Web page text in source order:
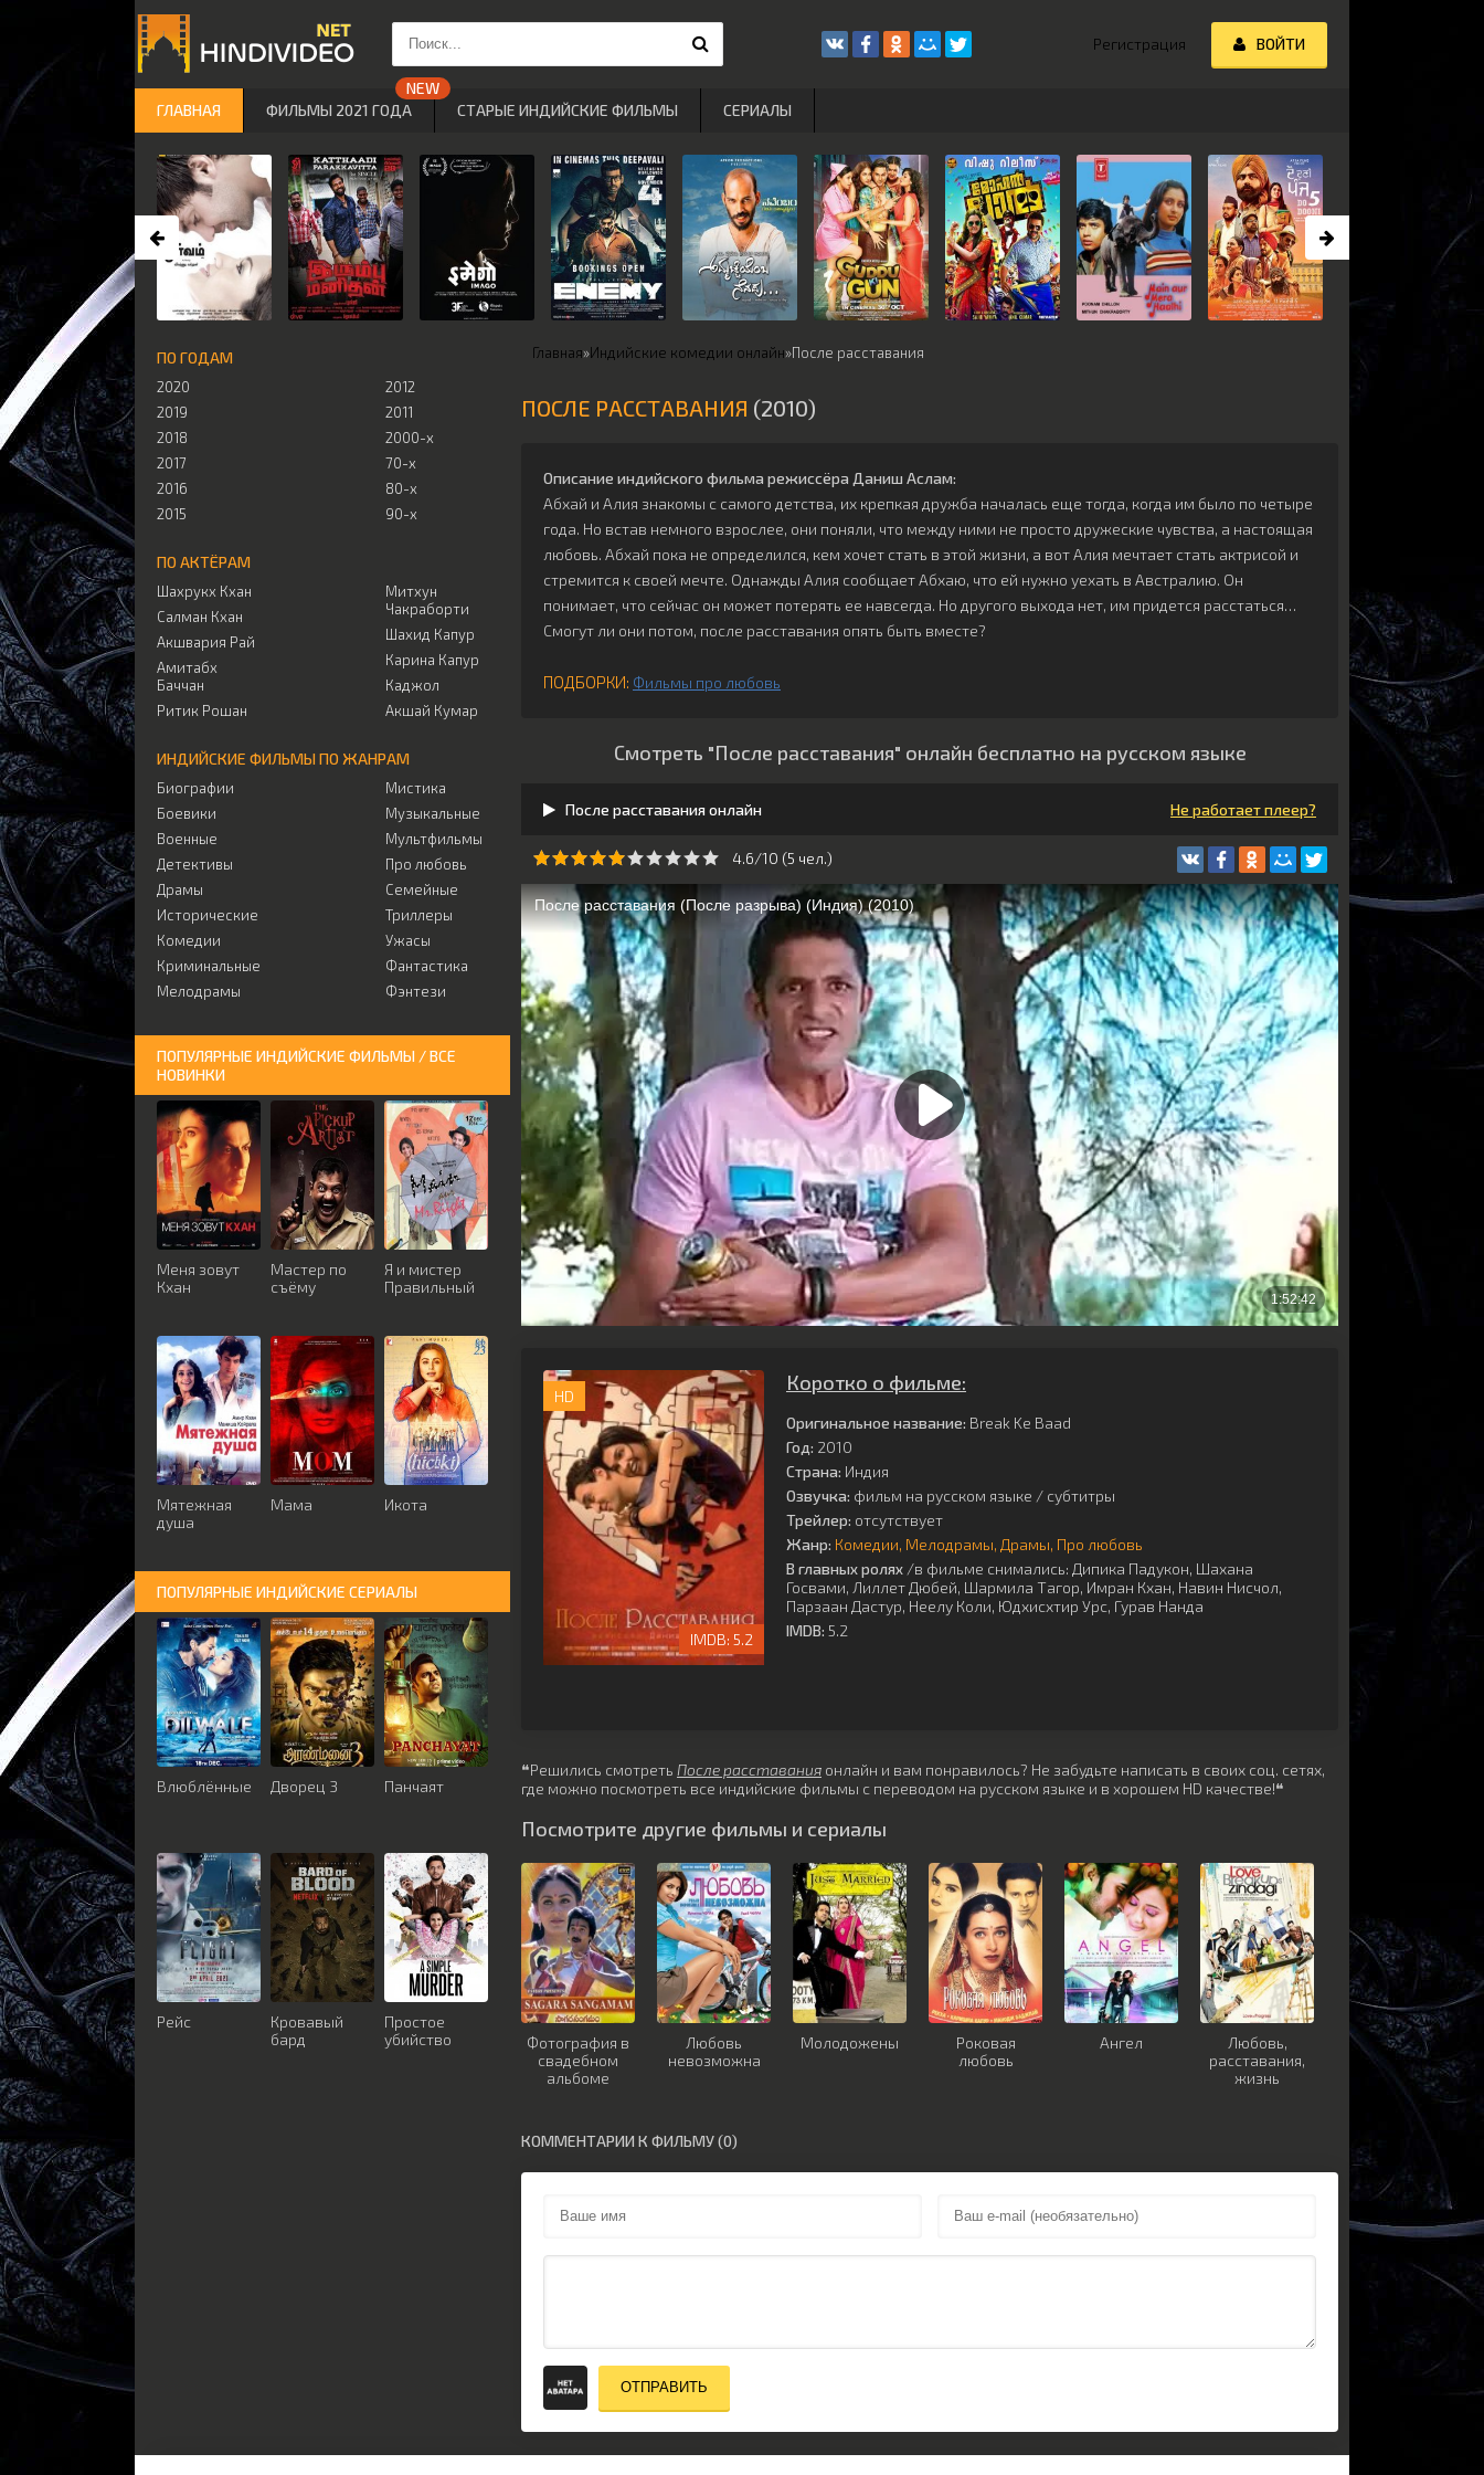
Главная»Индийские комедии онлайн»После расставания
ПОСЛЕ РАССТАВАНИЯ (2010)
Описание индийского фильма режиссёра Даниш Аслам:
Абхай и Алия знакомы с самого детства, их крепкая дружба началась еще тогда, когда им было по четыре
года. Но встав немного взрослее, они поняли, что между ними не просто дружеские чувства, а настоящая
любовь. Абхай пока не определился, кем хочет стать в этой жизни, а вот Алия мечтает стать актрисой и
стремится к своей мечте. Однажды Алия сообщает Абхаю, что ей нужно уехать в Австралию. Он
понимает, что сейчас он может потерять ее навсегда. Но другого выхода нет, им придется расстаться…
Смогут ли они потом, после расставания опять быть вместе?
ПОДБОРКИ: Фильмы про любовь
Смотреть "После расставания" онлайн бесплатно на русском языке
После расставания онлайн Не работает плеер?
4.6/10 (5 чeл.)
HD
5.2
Коротко о фильме:
Оригинальное название: Break Ke Baad
Год: 2010
Страна: Индия
Озвучка: фильм на русском языке / субтитры
Трейлер: отсутствует
Жанр: Комедии Мелодрамы Драмы Про любовь
В главных ролях /в фильме снимались: Дипика Падукон, Шахана
Госвами, Лиллет Дюбей, Шармила Тагор, Имран Кхан, Навин Нисчол,
Парзаан Дастур, Неелу Коли, Юдхисхтир Урс, Гурав Нанда
IMDB: 5.2
❝Решились смотреть После расставания онлайн и вам понравилось? Не забудьте написать в своих соц. сетях,
где можно посмотреть все индийские фильмы с переводом на русском языке и в хорошем HD качестве!❝
Посмотрите другие фильмы и сериалы
Фотография в
свадебном
альбоме
Любовь
невозможна
Молодожены
Роковая
любовь
Ангел
Любовь,
расставания,
жизнь
КОММЕНТАРИИ К ФИЛЬМУ (0)
ОТПРАВИТЬ
ПО ГОДАМ
2020
2019
2018
2017
2016
2015
2012
2011
2000-х
70-х
80-х
90-х
ПО АКТЁРАМ
Шахрукх Кхан
Салман Кхан
Акшвария Рай
Амитабх
Баччан
Ритик Рошан
Митхун
Чакраборти
Шахид Капур
Карина Капур
Каджол
Акшай Кумар
ИНДИЙСКИЕ ФИЛЬМЫ ПО ЖАНРАМ
Биографии
Боевики
Военные
Детективы
Драмы
Исторические
Комедии
Криминальные
Мелодрамы
Мистика
Музыкальные
Мультфильмы
Про любовь
Семейные
Триллеры
Ужасы
Фантастика
Фэнтези
ПОПУЛЯРНЫЕ ИНДИЙСКИЕ ФИЛЬМЫ / ВСЕ
НОВИНКИ
Меня зовут
Кхан
Мастер по
съёму
Я и мистер
Правильный
Мятежная
душа
Мама Икота
ПОПУЛЯРНЫЕ ИНДИЙСКИЕ СЕРИАЛЫ
Влюблённые Дворец 3 Панчаят
Рейс
Кровавый
бард
Простое
убийство
Регистрация ВОЙТИ
ГЛАВНАЯ ФИЛЬМЫ 2021 ГОДА СТАРЫЕ ИНДИЙСКИЕ ФИЛЬМЫ СЕРИАЛЫ